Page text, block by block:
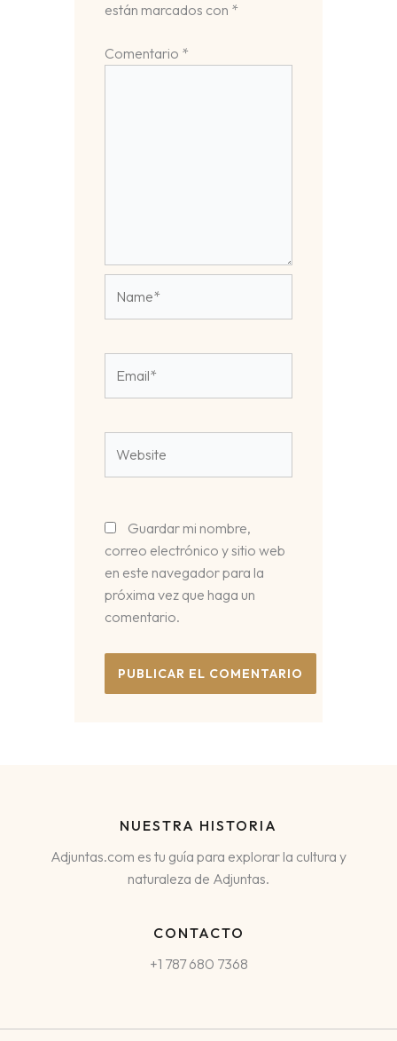
están marcados con *
Comentario *
Guardar mi nombre,
correo electrónico y sitio web
en este navegador para la
próxima vez que haga un
comentario.
NUESTRA HISTORIA
Adjuntas.com es tu guía para explorar la cultura y
naturaleza de Adjuntas.
CONTACTO
+1 787 680 7368